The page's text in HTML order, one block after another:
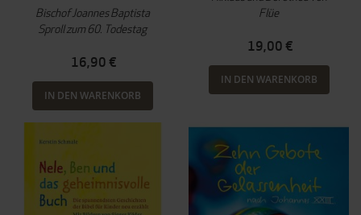
Bischof Joannes Baptista
Sproll zum 60. Todestag
16,90 €
IN DEN WARENKORB
Flüe
19,00 €
IN DEN WARENKORB